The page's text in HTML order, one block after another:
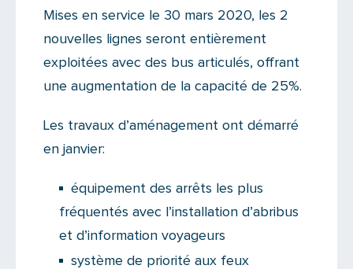
Ajoutez le vôtre
Mises en service le 30 mars 2020, les 2
nouvelles lignes seront entièrement
exploitées avec des bus articulés, offrant
une augmentation de la capacité de 25%.
Les travaux d’aménagement ont démarré
en janvier:
équipement des arrêts les plus
fréquentés avec l’installation d’abribus
et d’information voyageurs
système de priorité aux feux